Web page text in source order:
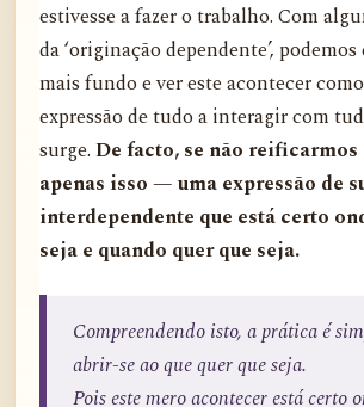
estivesse a fazer o trabalho. Com
da ‘originação dependente’,
mais fundo e ver este acontecer
expressão de tudo a interagir com
surge. De facto, se não reificarmos
apenas isso — uma expressão de
interdependente que está certo
seja e quando quer que seja.
Compreendendo isto, a prática é
abrir-se ao que quer que seja.
Pois este mero acontecer está certo